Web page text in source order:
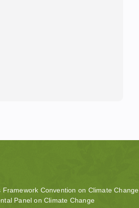
Framework Convention on Climate Change
Panel on Climate Change